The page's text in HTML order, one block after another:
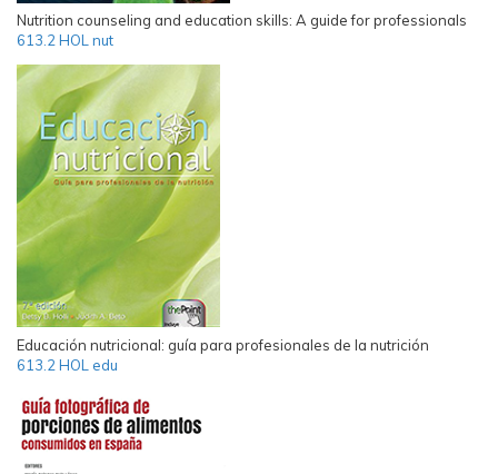
Nutrition counseling and education skills: A guide for professionals
613.2 HOL nut
Educación nutricional: guía para profesionales de la nutrición
613.2 HOL edu